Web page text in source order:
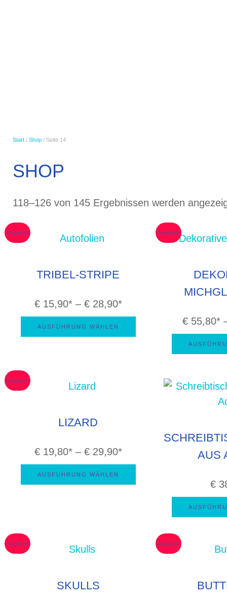
Start / Shop / Seite 14
SHOP
118–126 von 145 Ergebnissen werden
Angebot!
TRIBEL-STRIPE
€15,90 – €28,90 Preisspanne:
€ 15,90
AUSFÜHRUNG WÄHLEN
Angebot!
€ 55,80
Angebot!
LIZARD
€19,80 – €29,90 Preisspanne:
€ 19,80
AUSFÜHRUNG WÄHLEN
AUS
€
Angebot!
SKULLS
Angebot!